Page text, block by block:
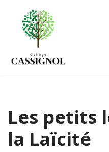
Aller
contenu
Les petits
la Laïcité